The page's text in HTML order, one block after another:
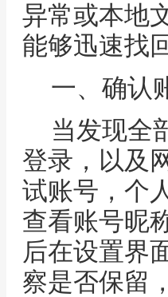
异常或本地
能够迅速找
一、确认
当发现全
登录，以及
试账号，个
查看账号昵
后在设置界
察是否保留